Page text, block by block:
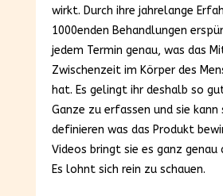
wirkt. Durch ihre jahrelange
1000enden Behandlungen
jedem Termin genau, was das
Zwischenzeit im Körper des
hat. Es gelingt ihr deshalb so
Ganze zu erfassen und sie kann
definieren was das Produkt
Videos bringt sie es ganz genau
Es lohnt sich rein zu schauen.